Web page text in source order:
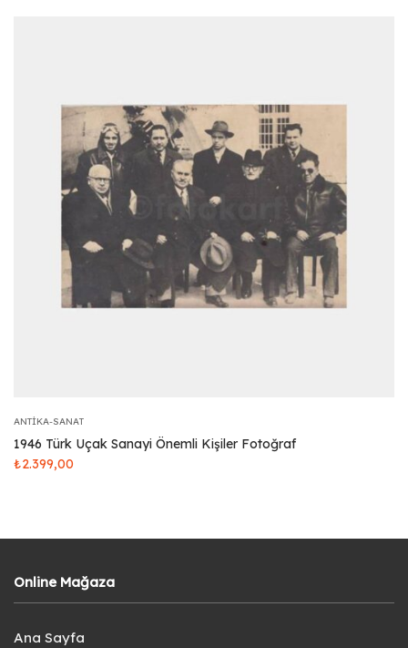
ANTIKA-SANAT
1946 Türk Uçak Sanayi Önemli Kişiler Fotoğraf
₺2.399,00
Online Mağaza
Ana Sayfa